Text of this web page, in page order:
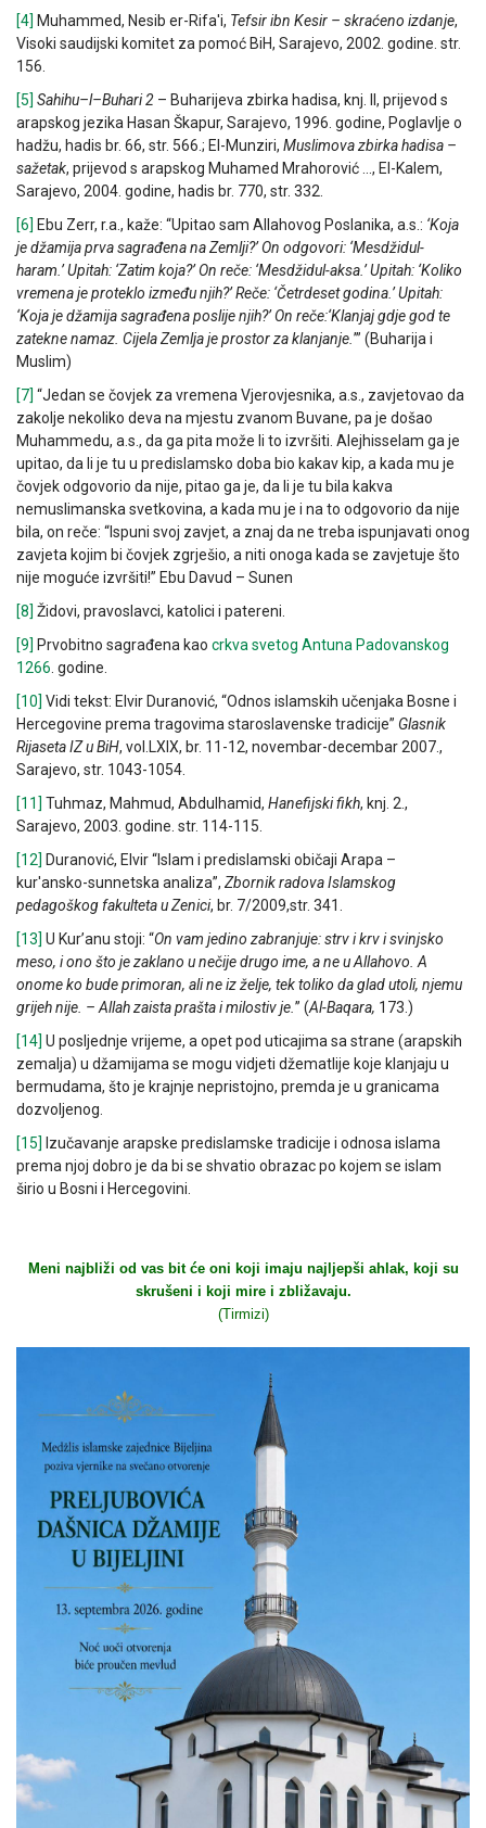
[4] Muhammed, Nesib er-Rifa'i, Tefsir ibn Kesir – skraćeno izdanje,
Visoki saudijski komitet za pomoć BiH, Sarajevo, 2002. godine. str.
156.
[5] Sahihu–l–Buhari2 – Buharijeva zbirka hadisa, knj. II, prijevod s
arapskog jezika Hasan Škapur, Sarajevo, 1996. godine, Poglavlje o
hadžu, hadis br. 66, str. 566.; El-Munziri, Muslimova zbirka hadisa –
sažetak, prijevod s arapskog Muhamed Mrahorović …, El-Kalem,
Sarajevo, 2004. godine, hadis br. 770, str. 332.
[6] Ebu Zerr, r.a., kaže: “Upitao sam Allahovog Poslanika, a.s.: ‘Koja
je džamija prva sagrađena na Zemlji?’On odgovori: ‘Mesdžidul-
haram.’ Upitah: ‘Zatim koja?’ On reče: ‘Mesdžidul-aksa.’ Upitah: ‘Koliko
vremena je proteklo između njih?’ Reče: ‘Četrdeset godina.’ Upitah:
‘Koja je džamija sagrađena poslije njih?’ On reče:‘Klanjaj gdje god te
zatekne namaz. Cijela Zemlja je prostor za klanjanje.’” (Buharija i
Muslim)
[7] “Jedan se čovjek za vremena Vjerovjesnika, a.s., zavjetovao da
zakolje nekoliko deva na mjestu zvanom Buvane, pa je došao
Muhammedu, a.s., da ga pita može li to izvršiti. Alejhisselam ga je
upitao, da li je tu u predislamsko doba bio kakav kip, a kada mu je
čovjek odgovorio da nije, pitao ga je, da li je tu bila kakva
nemuslimanska svetkovina, a kada mu je i na to odgovorio da nije
bila, on reče: “Ispuni svoj zavjet, a znaj da ne treba ispunjavati onog
zavjeta kojim bi čovjek zgrješio, a niti onoga kada se zavjetuje što
nije moguće izvršiti!” Ebu Davud – Sunen
[8] Židovi, pravoslavci, katolici i patereni.
[9] Prvobitno sagrađena kao crkva svetog Antuna Padovanskog
1266. godine.
[10] Vidi tekst: Elvir Duranović, “Odnos islamskih učenjaka Bosne i
Hercegovine prema tragovima staroslavenske tradicije” Glasnik
Rijaseta IZ u BiH, vol.LXIX, br. 11-12, novembar-decembar 2007.,
Sarajevo, str. 1043-1054.
[11] Tuhmaz, Mahmud, Abdulhamid, Hanefijskifikh, knj. 2.,
Sarajevo, 2003. godine. str. 114-115.
[12] Duranović, Elvir “Islam i predislamski običaji Arapa –
kur'ansko-sunnetska analiza”, Zbornik radova Islamskog
pedagoškog fakulteta u Zenici, br. 7/2009,str. 341.
[13] U Kur’anu stoji: “On vam jedino zabranjuje: strv i krv i svinjsko
meso, i ono što je zaklano u nečije drugo ime, a ne u Allahovo. A
onome ko bude primoran, ali ne iz želje, tek toliko da glad utoli, njemu
grijeh nije. – Allah zaista prašta i milostiv je.” (Al-Baqara, 173.)
[14] U posljednje vrijeme, a opet pod uticajima sa strane (arapskih
zemalja) u džamijama se mogu vidjeti džematlije koje klanjaju u
bermudama, što je krajnje nepristojno, premda je u granicama
dozvoljenog.
[15] Izučavanje arapske predislamske tradicije i odnosa islama
prema njoj dobro je da bi se shvatio obrazac po kojem se islam
širio u Bosni i Hercegovini.
Meni najbliži od vas bit će oni koji imaju najljepši ahlak, koji su
skrušeni i koji mire i zbližavaju.
(Tirmizi)